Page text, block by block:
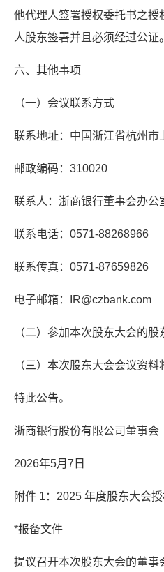
他代理人签署授权委托书之
人股东签署并且必须经过公证。
六、其他事项
（一）会议联系方式
联系地址：中国浙江省杭州市
邮政编码：310020
联系人：浙商银行董事会办公
联系电话：0571-88268966
联系传真：0571-87659826
电子邮箱：IR@czbank.com
（二）参加本次股东大会的
（三）本次股东大会会议资
特此公告。
浙商银行股份有限公司董事会
2026年5月7日
附件 1：2025 年度股东大会
*报备文件
提议召开本次股东大会的董事